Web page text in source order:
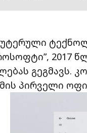
2017
გეგმავს.
პირველი